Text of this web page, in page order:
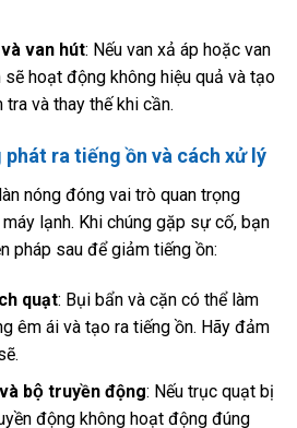
van hút: Nếu van xả áp hoặc van
sẽ hoạt động không hiệu quả và tạo
tra và thay thế khi cần.
ra tiếng ồn và cách xử lý
nóng đóng vai trò quan trọng
lạnh. Khi chúng gặp sự cố, bạn
pháp sau để giảm tiếng ồn:
quạt: Bụi bẩn và cặn có thể làm
êm ái và tạo ra tiếng ồn. Hãy đảm
bộ truyền động: Nếu trục quạt bị
động không hoạt động đúng